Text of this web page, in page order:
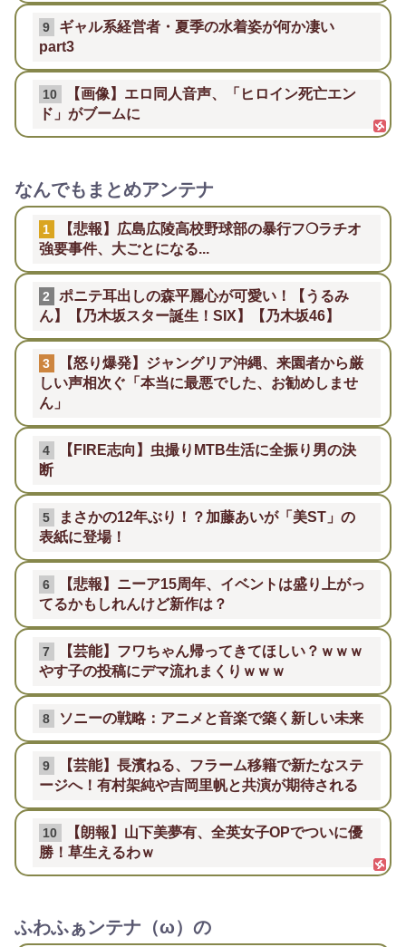
9
ギャル系経営者・夏季の水着姿が何か凄い
part3
10
【画像】エロ同人音声、「ヒロイン死亡エン
ド」がブームに
なんでもまとめアンテナ
1
【悲報】広島広陵高校野球部の暴行フ❍ラチオ
強要事件、大ごとになる...
2
ポニテ耳出しの森平麗心が可愛い！【うるみ
ん】【乃木坂スター誕生！SIX】【乃木坂46】
3
【怒り爆発】ジャングリア沖縄、来園者から厳
しい声相次ぐ「本当に最悪でした、お勧めしませ
ん」
4
【FIRE志向】虫撮りMTB生活に全振り男の決
断
5
まさかの12年ぶり！？加藤あいが「美ST」の
表紙に登場！
6
【悲報】ニーア15周年、イベントは盛り上がっ
てるかもしれんけど新作は？
7
【芸能】フワちゃん帰ってきてほしい？ｗｗｗ
やす子の投稿にデマ流れまくりｗｗｗ
8 ソニーの戦略：アニメと音楽で築く新しい未来
9
【芸能】長濱ねる、フラーム移籍で新たなステ
ージへ！有村架純や吉岡里帆と共演が期待される
10
【朗報】山下美夢有、全英女子OPでついに優
勝！草生えるわｗ
ふわふぁンテナ（ω）の